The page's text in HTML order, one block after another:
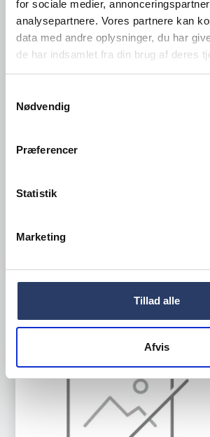
for sociale medier,
analysepartnere. Vores partnere kan
data med andre oplysninger, du har
de har indsamlet fra din brug af deres
Nødvendig
Præferencer
Statistik
Marketing
Tillad alle
Afvis
Royal Copenhagen
Krukke m/låg Blå mega Riflet
ØxH: 115x200 mm 115 cl
1.039,00 DKK /productUnit
TILBEHØR
Tilbud